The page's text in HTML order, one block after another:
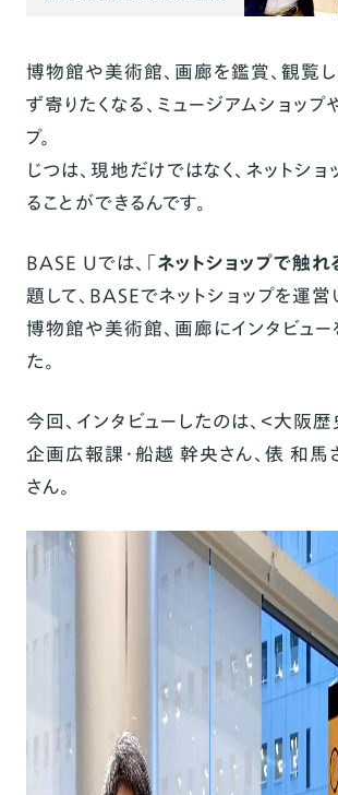
博物館や美術館、画廊を鑑賞、観覧
ず寄りたくなる、ミュージアムショップ
プ。
じつは、現地だけではなく、ネットシ
ることができるんです。
BASE Uでは、「ネットショップで触
題して、BASEでネットショップを運
博物館や美術館、画廊にインタビュー
た。
今回、インタビューしたのは、＜大阪
企画広報課・船越 幹央さん、俵 和馬
さん。